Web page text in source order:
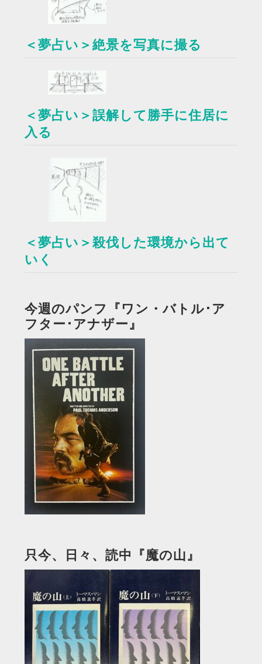
＜夢占い＞絶景を写真に撮る
＜夢占い＞誤解して勝手に住居に
入る
＜夢占い＞殺伐した環境から出て
いく
今週のパンフ『ワン・バトル･ア
フター･アナザー』
只今、日々、読中『魔の山』